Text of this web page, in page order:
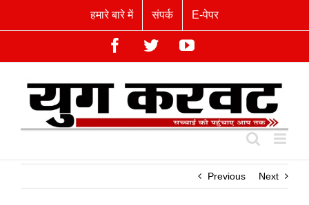
हमारे बारे में संपर्क E-पेपर
Facebook
TwitterYouTube
Previous Next